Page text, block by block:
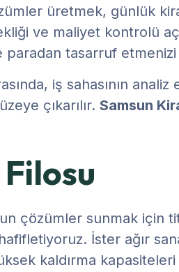
üretmek, günlük
ve maliyet kontrolü
paradan tasarruf etmenizi
iş sahasının
çıkarılır. Samsun
çözümler sunmak için
İster ağır
kaldırma